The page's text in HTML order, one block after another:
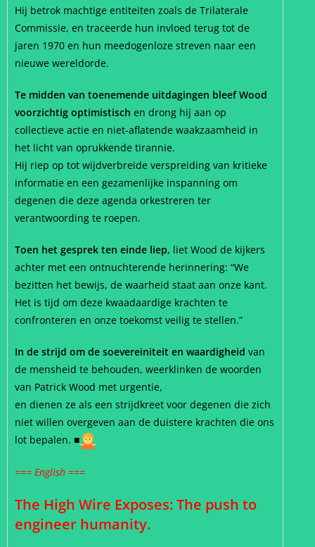
Hij betrok machtige entiteiten zoals de Trilaterale
Commissie, en traceerde hun invloed terug tot de
jaren 1970 en hun meedogenloze streven naar een
nieuwe wereldorde.
Te midden van toenemende uitdagingen bleef Wood
voorzichtig optimistisch en drong hij aan op
collectieve actie en niet-aflatende waakzaamheid in
het licht van oprukkende tirannie.
Hij riep op tot wijdverbreide verspreiding van kritieke
informatie en een gezamenlijke inspanning om
degenen die deze agenda orkestreren ter
verantwoording te roepen.
Toen het gesprek ten einde liep, liet Wood de kijkers
achter met een ontnuchterende herinnering: “We
bezitten het bewijs, de waarheid staat aan onze kant.
Het is tijd om deze kwaadaardige krachten te
confronteren en onze toekomst veilig te stellen.”
In de strijd om de soevereiniteit en waardigheid van
de mensheid te behouden, weerklinken de woorden
van Patrick Wood met urgentie,
en dienen ze als een strijdkreet voor degenen die zich
niet willen overgeven aan de duistere krachten die ons
lot bepalen. ■
=== English ===
The High Wire Exposes: The push to
engineer humanity.